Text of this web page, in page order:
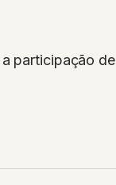
participação de